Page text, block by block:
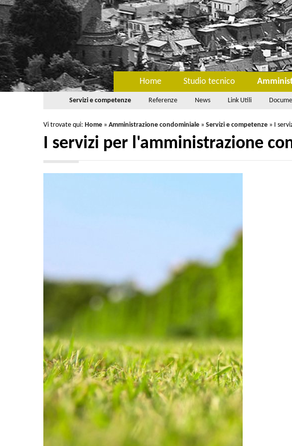
Home Studio tecnico
Servizi e competenze Referenze News Link Utili
Vi trovate qui: Home » Amministrazione condominiale » Servizi e competenze » I
I servizi per l'amministrazione